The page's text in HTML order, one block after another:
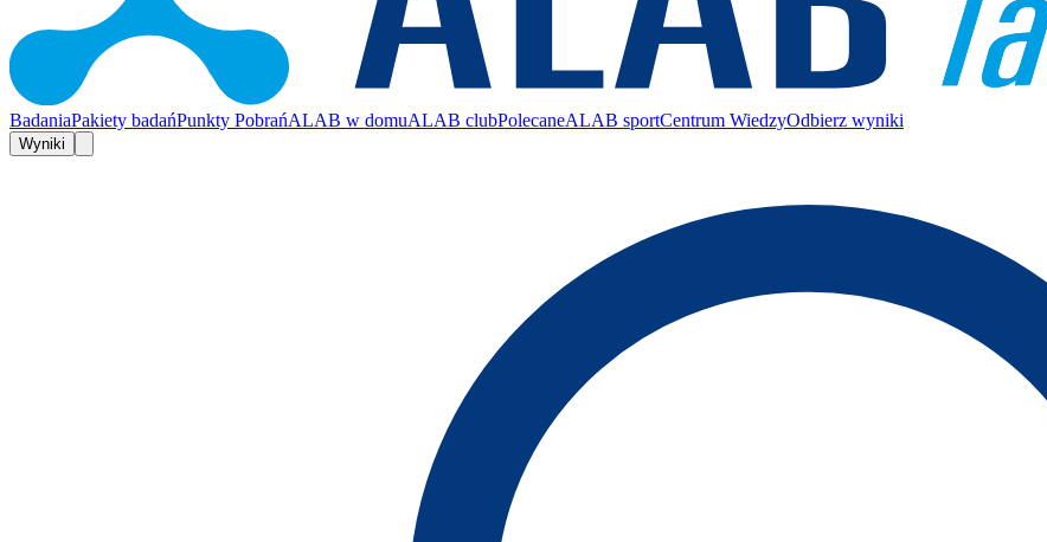
BadaniaPakiety badańPunkty PobrańALAB w domuALAB clubPolecaneALAB sportCentrum WiedzyOdbierz wyniki
Wyniki